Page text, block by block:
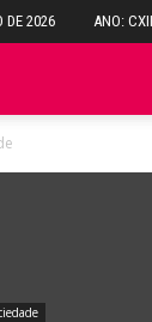
DE 2026 ANO: CXII